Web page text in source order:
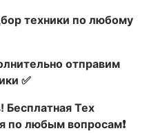
техники по любому
отправим
✅
Бесплатная Тех
по любым вопросам❗